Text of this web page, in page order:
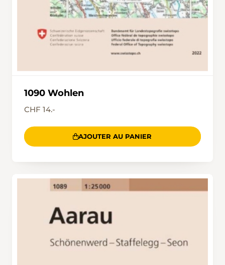
1090 Wohlen
CHF 14.-
AJOUTER AU PANIER